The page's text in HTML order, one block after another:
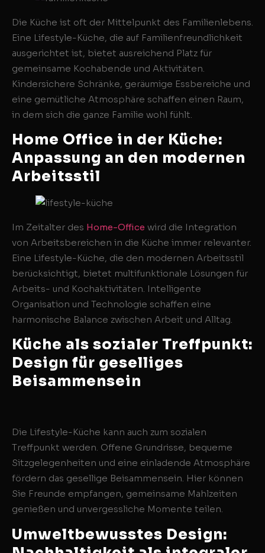
Die Küche ist oft der Mittelpunkt des Familienlebens.
Eine Lifestyle-Küche, die auf Familienfreundlichkeit
ausgerichtet ist, bietet ausreichend Platz für
gemeinsame Kochabende und Aktivitäten.
Kindersichere Schränke, geräumige Essbereiche und
eine gemütliche Atmosphäre schaffen einen Raum,
in dem sich die ganze Familie wohl fühlt.
Home Office in der Küche:
Anpassung an den modernen
Arbeitsstil
Im Zeitalter des Home-Office wird die Integration
von Arbeitsbereichen in die Küche immer relevanter.
Eine Lifestyle-Küche, die den modernen Arbeitsstil
berücksichtigt, bietet multifunktionale Lösungen für
Arbeits- und Kochaktivitäten. Intelligente
Organisation und Technologie schaffen eine
harmonische Balance zwischen Arbeit und Alltag.
Küche als sozialer Treffpunkt:
Design für geselliges
Beisammensein
Die Lifestyle-Küche kann auch zum sozialen
Treffpunkt werden. Offene Grundrisse, bequeme
Sitzgelegenheiten und eine einladende Atmosphäre
fördern das gesellige Beisammensein. Hier können
Sie Freunde empfangen, gemeinsame Mahlzeiten
genießen und unvergessliche Momente teilen.
Umweltbewusstes Design: